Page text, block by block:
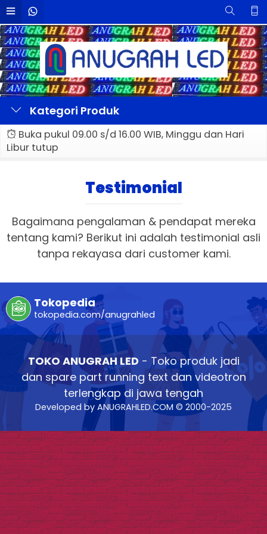
Kategori Produk
Buka pukul 09.00 s/d 16.00 WIB, Minggu dan Hari
Libur tutup
Testimonial
Bagaimana pengalaman & pendapat mereka
tentang kami? Berikut ini adalah testimonial asli
tanpa rekayasa dari customer kami.
Tokopedia
tokopedia.com/anugrahled
TOKO ANUGRAH LED - Toko produk jadi
dan spare part running text dan videotron
terlengkap di jawa tengah
Developed by ANUGRAHLED.COM © 2000-2025